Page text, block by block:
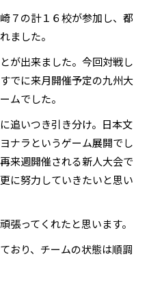
７の計１６校が参加し、都
ました。
が出来ました。今回対戦し
でに来月開催予定の九州大
ムでした。
追いつき引き分け。日本文
ナラというゲーム展開でし
来週開催される新人大会で
に努力していきたいと思い
張ってくれたと思います。
おり、チームの状態は順調